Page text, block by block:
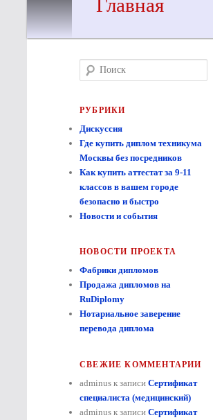
Главная
Поиск
РУБРИКИ
Дискуссия
Где купить диплом техникума
Москвы без посредников
Как купить аттестат за 9-11
классов в вашем городе
безопасно и быстро
Новости и события
НОВОСТИ ПРОЕКТА
Фабрики дипломов
Продажа дипломов на
RuDiplomy
Нотариальное заверение
перевода диплома
СВЕЖИЕ КОММЕНТАРИИ
adminus к записи Сертификат
специалиста (медицинский)
adminus к записи Сертификат